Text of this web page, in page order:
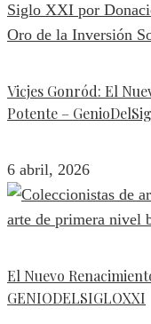
Vicjes Gonród: El
Potente –
6 abril, 2026
El Nuevo
GENIODELSIGLOXXI